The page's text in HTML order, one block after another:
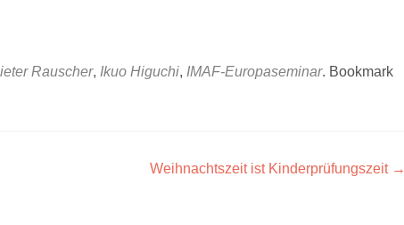
Rauscher, Ikuo Higuchi, IMAF-Europaseminar. Bookmark
Weihnachtszeit ist Kinderprüfungszeit →